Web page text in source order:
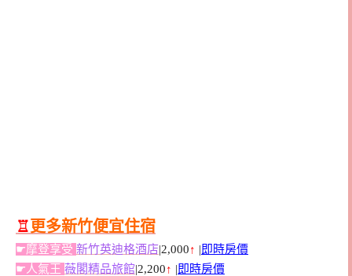
♖ 更多新竹便宜住宿
☛摩登享受 新竹英迪格酒店|2,000↑ |即時房價
☛人氣王 薇閣精品旅館|2,200↑ |即時房價